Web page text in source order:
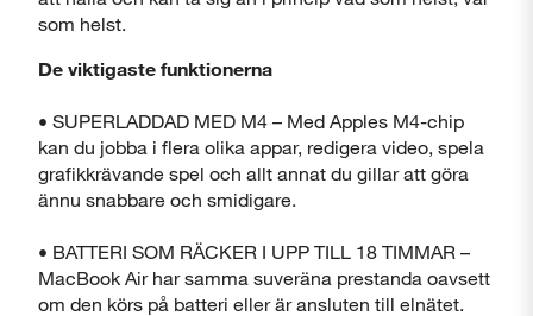
som helst.
De viktigaste funktionerna
• SUPERLADDAD MED M4 – Med Apples M4-chip
kan du jobba i flera olika appar, redigera video, spela
grafikkrävande spel och allt annat du gillar att göra
ännu snabbare och smidigare.
• BATTERI SOM RÄCKER I UPP TILL 18 TIMMAR –
MacBook Air har samma suveräna prestanda oavsett
om den körs på batteri eller är ansluten till elnätet.